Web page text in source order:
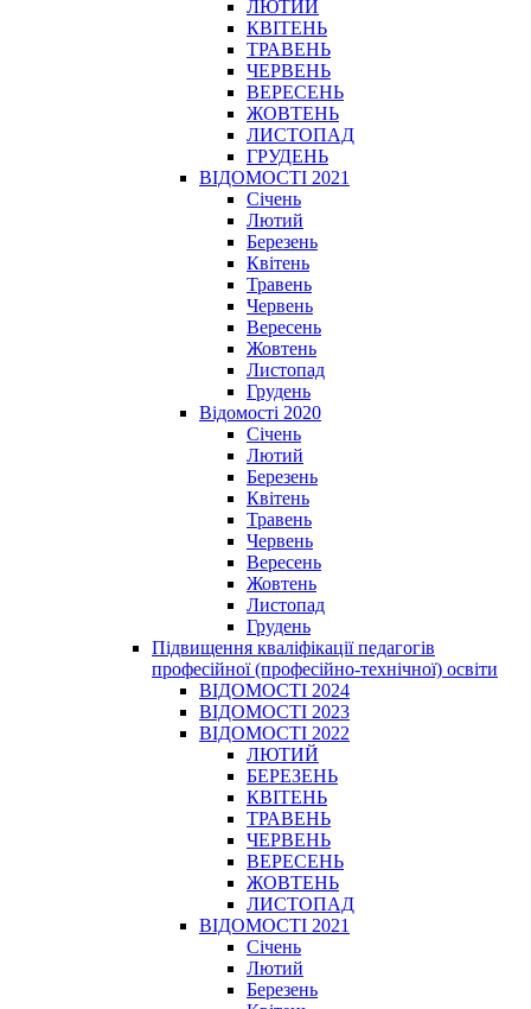
ЛЮТИЙ
КВІТЕНЬ
ТРАВЕНЬ
ЧЕРВЕНЬ
ВЕРЕСЕНЬ
ЖОВТЕНЬ
ЛИСТОПАД
ГРУДЕНЬ
ВІДОМОСТІ 2021
Січень
Лютий
Березень
Квітень
Травень
Червень
Вересень
Жовтень
Листопад
Грудень
Відомості 2020
Січень
Лютий
Березень
Квітень
Травень
Червень
Вересень
Жовтень
Листопад
Грудень
Підвищення кваліфікації педагогів
професійної (професійно-технічної) освіти
ВІДОМОСТІ 2024
ВІДОМОСТІ 2023
ВІДОМОСТІ 2022
ЛЮТИЙ
БЕРЕЗЕНЬ
КВІТЕНЬ
ТРАВЕНЬ
ЧЕРВЕНЬ
ВЕРЕСЕНЬ
ЖОВТЕНЬ
ЛИСТОПАД
ВІДОМОСТІ 2021
Січень
Лютий
Березень